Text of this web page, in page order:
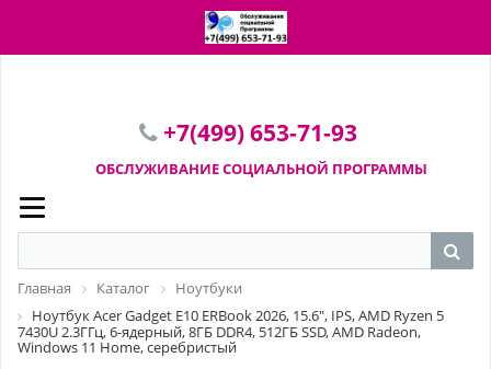
ПЕРЕЙТИ В КОРЗИНУ
+7(499) 653-71-93
ОБСЛУЖИВАНИЕ СОЦИАЛЬНОЙ ПРОГРАММЫ
Главная Каталог
Ноутбуки
Ноутбук Acer Gadget E10 ERBook 2026, 15.6", IPS, AMD Ryzen 5
7430U 2.3ГГц, 6-ядерный, 8ГБ DDR4, 512ГБ SSD, AMD Radeon,
Windows 11 Home, серебристый